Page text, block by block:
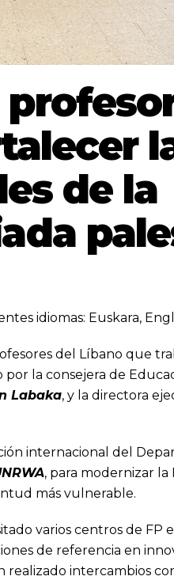
de la
idiomas: Euskara,
del Líbano que
la consejera de
Labaka, y la directora
internacional del
, para modernizar la
más vulnerable.
varios centros de FP
de referencia en
realizado intercambios